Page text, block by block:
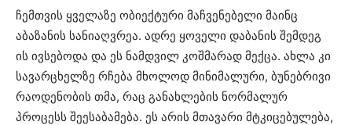
ჩემთვის ყველაზე ობიექტური მაჩვენებელი მაინც
აბაზანის სანიაღვრეა. ადრე ყოველი დაბანის შემდეგ
ის ივსებოდა და ეს ნამდვილ კოშმარად მექცა. ახლა კი
სავარცხელზე რჩება მხოლოდ მინიმალური, ბუნებრივი
რაოდენობის თმა, რაც განახლების ნორმალურ
პროცესს შეესაბამება. ეს არის მთავარი მტკიცებულება,